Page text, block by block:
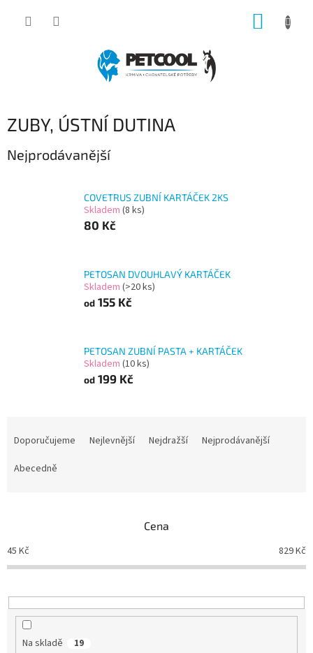
ZUBY, ÚSTNÍ DUTINA
Nejprodávanější
COVETRUS ZUBNÍ KARTÁČEK 2KS
Skladem (8 ks)
80 Kč
PETOSAN DVOUHLAVÝ KARTÁČEK
Skladem (>20 ks)
od 155 Kč
PETOSAN ZUBNÍ PASTA + KARTÁČEK
Skladem (10 ks)
od 199 Kč
o
d
k
t
Doporučujeme Nejlevnější Nejdražší
Nejprodávanější
Abecedně
Cena
45 Kč 829Kč
Na skladě 19